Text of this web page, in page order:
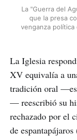
La "Guerra del
que la presa
venganza política
La Iglesia
XV equivalía a
tradición oral
— reescribió su
rechazado por el
de